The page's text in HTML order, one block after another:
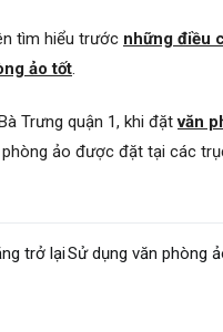
tìm hiểu trước những điều
ảo tốt.
Trưng quận 1, khi đặtvăn
ảo được đặt tại các
trở lạiSử dụng văn phòng